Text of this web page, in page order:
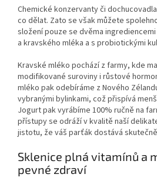
Chemické konzervanty či
co dělat. Zato se však můžete
složení pouze se dvěma
a kravského mléka a s probiotickými
Kravské mléko pochází z farmy, kde
modifikované suroviny i růstové
mléko pak odebíráme z Nového
vybranými bylinkami, což přispívá
Jogurt pak vyrábíme 100% ručně na
přístupy se odráží v kvalitě naší
jistotu, že váš parťák dostává
Sklenice plná vitamínů a
pevné zdraví